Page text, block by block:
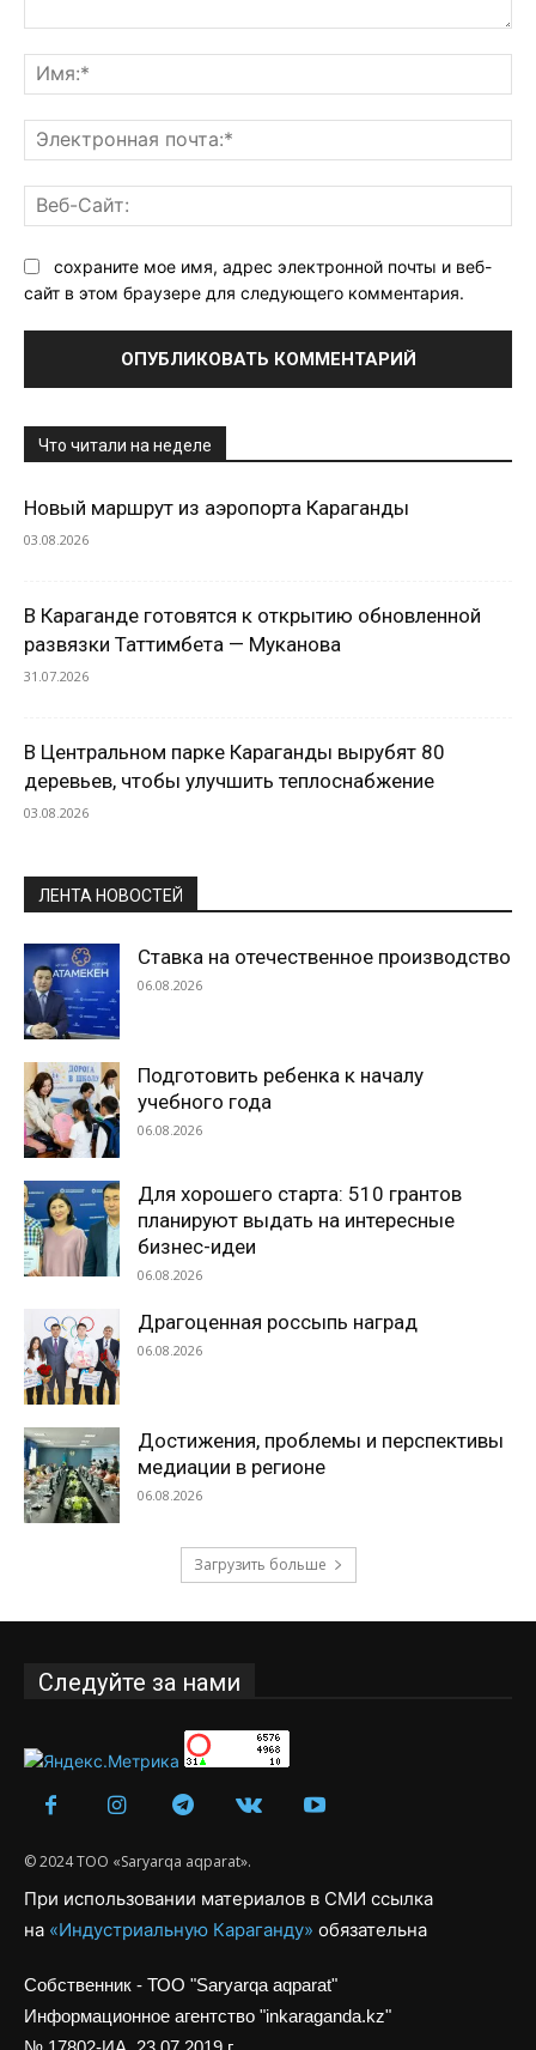
сохраните мое имя, адрес электронной почты и веб-
сайт в этом браузере для следующего комментария.
Что читали на неделе
Новый маршрут из аэропорта Караганды
03.08.2026
В Караганде готовятся к открытию обновленной
развязки Таттимбета — Муканова
31.07.2026
В Центральном парке Караганды вырубят 80
деревьев, чтобы улучшить теплоснабжение
03.08.2026
ЛЕНТА НОВОСТЕЙ
Ставка на отечественное производство
06.08.2026
Подготовить ребенка к началу
учебного года
06.08.2026
Для хорошего старта: 510 грантов
планируют выдать на интересные
бизнес-идеи
06.08.2026
Драгоценная россыпь наград
06.08.2026
Достижения, проблемы и перспективы
медиации в регионе
06.08.2026
Загрузить больше
Следуйте за нами
© 2024 ТОО «Saryarqa aqparat».
При использовании материалов в СМИ ссылка
на «Индустриальную Караганду» обязательна
Собственник - ТОО "Saryarqa aqparat"
Информационное агентство "inkaraganda.kz"